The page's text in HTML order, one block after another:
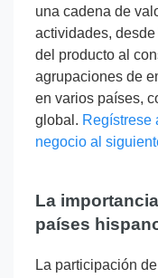
una cadena de
actividades,
del producto al
agrupaciones de
en varios países,
global. Regístrese
negocio al
La
países
La participación